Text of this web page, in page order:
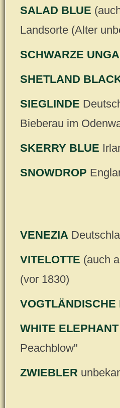
SALAD BLUE
Landsorte (Alter
SCHWARZE
SHETLAND
SIEGLINDE
Bieberau im
SKERRY BLUE
SNOWDROP
VENEZIA
VITELOTTE (auch
(vor 1830)
VOGTLÄNDISCHE
WHITE ELEPHANT
Peachblow"
ZWIEBLER